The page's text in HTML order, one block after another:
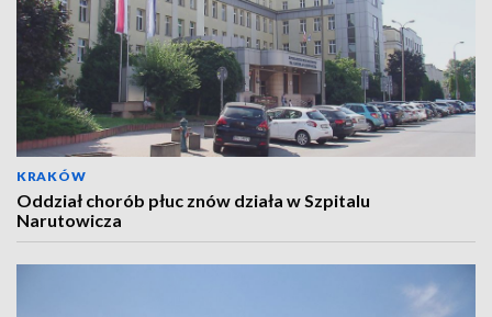
KRAKÓW
Oddział chorób płuc znów działa w Szpitalu
Narutowicza